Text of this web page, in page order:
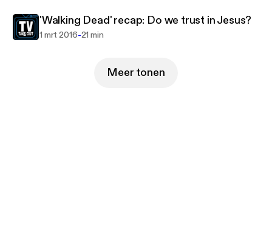
'Walking Dead' recap: Do we trust in Jesus?
1 mrt 2016-21 min
Meer tonen